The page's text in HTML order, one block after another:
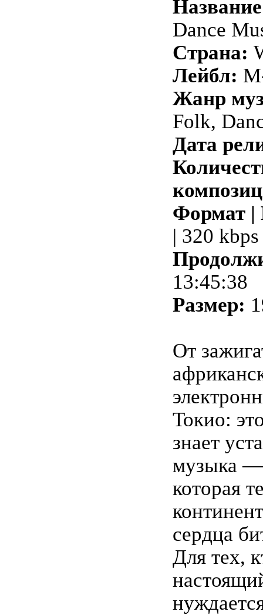
Dance
Страна:
Лейбл:
Жанр
Folk,
Дата
Формат |
| 320 kbps
13:45:38
Размер:
От
Токио:
знает
музыка —
которая
сердца
Для тех,